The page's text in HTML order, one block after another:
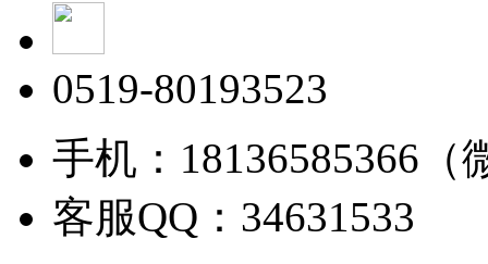
0519-80193523
手机：18136585366（
客服QQ：34631533